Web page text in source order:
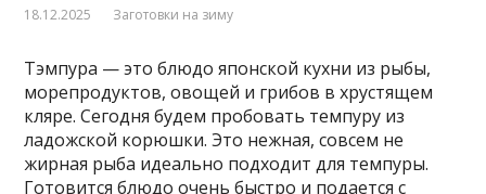
18.12.2025 Заготовки на зиму
Тэмпура — это блюдо японской кухни из рыбы,
морепродуктов, овощей и грибов в хрустящем
кляре. Сегодня будем пробовать темпуру из
ладожской корюшки. Это нежная, совсем не
жирная рыба идеально подходит для темпуры.
Готовится блюдо очень быстро и подается с